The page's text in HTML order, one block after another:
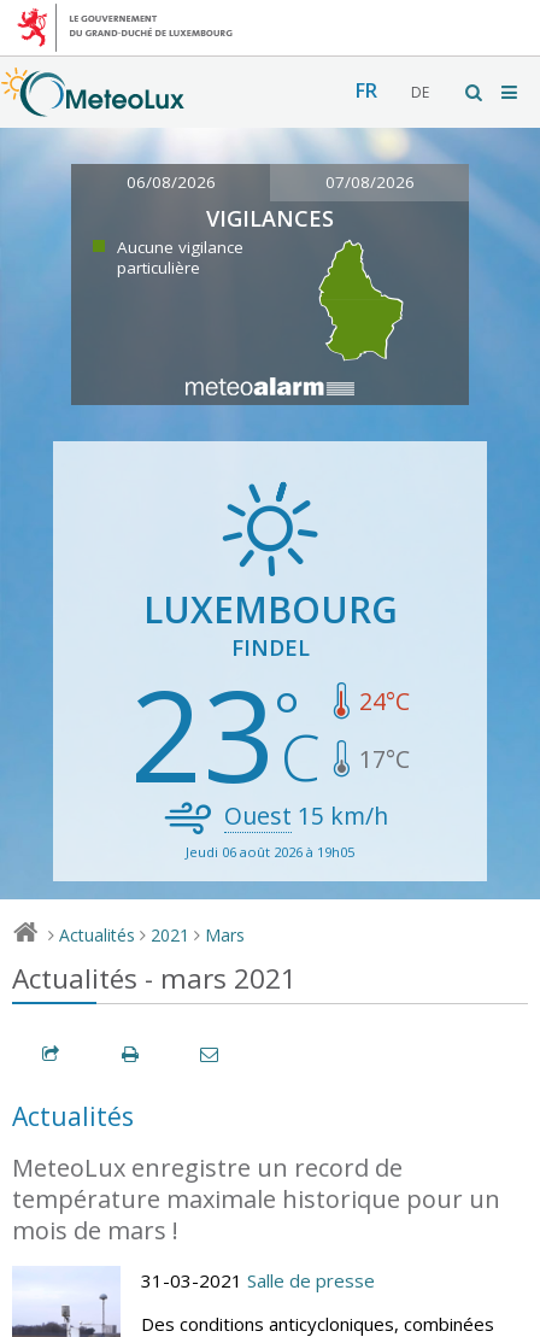
FR DE
06/08/2026 07/08/2026
VIGILANCES
Aucune vigilance
particulière
LUXEMBOURG
FINDEL
23 24°C
17°C
Ouest 15 km/h
Jeudi 06 août 2026 à 19h05
> Actualités > 2021 > Mars
Actualités - mars 2021
Actualités
MeteoLux enregistre un record de
température maximale historique pour un
mois de mars !
31-03-2021 Salle de presse
Des conditions anticycloniques, combinées